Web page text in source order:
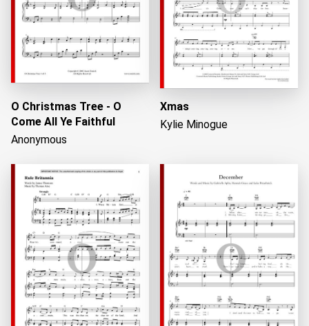
O Christmas Tree - O
Come All Ye Faithful
Anonymous
Xmas
Kylie Minogue